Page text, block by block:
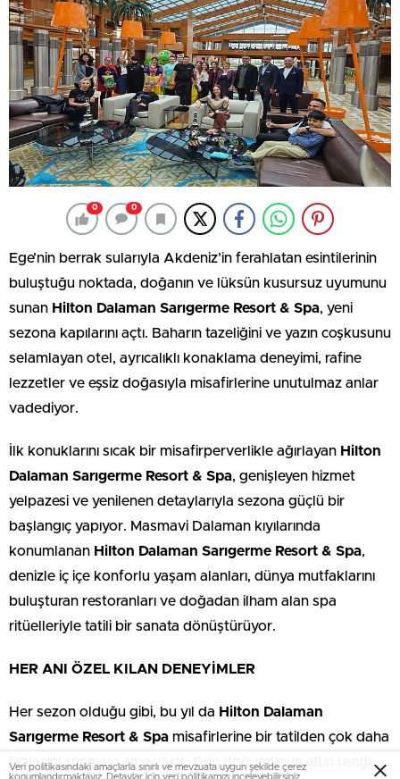
0 0
Ege’nin berrak sularıyla Akdeniz’in ferahlatan esintilerinin
buluştuğu noktada, doğanın ve lüksün kusursuz uyumunu
sunan Hilton Dalaman Sarıgerme Resort & Spa, yeni
sezona kapılarını açtı. Baharın tazeliğini ve yazın coşkusunu
selamlayan otel, ayrıcalıklı konaklama deneyimi, rafine
lezzetler ve eşsiz doğasıyla misafirlerine unutulmaz anlar
vadediyor.
İlk konuklarını sıcak bir misafirperverlikle ağırlayan Hilton
Dalaman Sarıgerme Resort & Spa, genişleyen hizmet
yelpazesi ve yenilenen detaylarıyla sezona güçlü bir
başlangıç yapıyor. Masmavi Dalaman kıyılarında
konumlanan Hilton Dalaman Sarıgerme Resort & Spa,
denizle iç içe konforlu yaşam alanları, dünya mutfaklarını
buluşturan restoranları ve doğadan ilham alan spa
ritüelleriyle tatili bir sanata dönüştürüyor.
HER ANI ÖZEL KILAN DENEYİMLER
Her sezon olduğu gibi, bu yıl da Hilton Dalaman
Sarıgerme Resort & Spa misafirlerine bir tatilden çok daha
fazlasını sunmayı amaçlıyor. Gün doğumunun altın rengi
Veri politikasındaki amaçlarla sınırlı ve mevzuata uygun şekilde çerez
konumlandırmaktayız. Detaylar için veri politikamızı inceleyebilirsiniz.